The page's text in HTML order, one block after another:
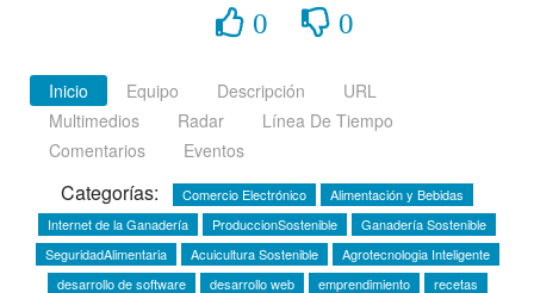
login
0 0
Inicio Equipo Descripción
URL
Multimedios
Radar
Línea De Tiempo
Comentarios
Eventos
Categorías: Comercio Electrónico
Alimentación y Bebidas
Internet de la Ganadería
ProduccionSostenible
Ganadería Sostenible
SeguridadAlimentaria
Acuicultura Sostenible
Agrotecnologia Inteligente
desarrollo de software
desarrollo web emprendimiento
recetas